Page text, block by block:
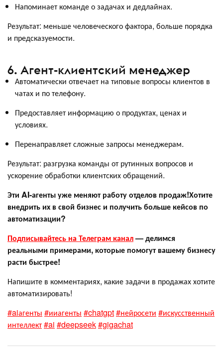
Напоминает команде о задачах и дедлайнах.
Результат: меньше человеческого фактора, больше порядка
и предсказуемости.
6. Агент-клиентский менеджер
Автоматически отвечает на типовые вопросы клиентов в
чатах и по телефону.
Предоставляет информацию о продуктах, ценах и
условиях.
Перенаправляет сложные запросы менеджерам.
Результат: разгрузка команды от рутинных вопросов и
ускорение обработки клиентских обращений.
Эти AI-агенты уже меняют работу отделов продаж!Хотите
внедрить их в свой бизнес и получить больше кейсов по
автоматизации?
Подписывайтесь на Телеграм канал— делимся
реальными примерами, которые помогут вашему бизнесу
расти быстрее!
Напишите в комментариях, какие задачи в продажах хотите
автоматизировать!
#aiагенты #ииагенты #chatgpt#нейросети #искусственный
интеллект#ai #deepseek#gigachat